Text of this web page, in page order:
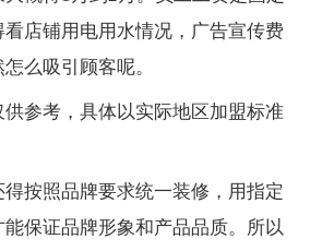
店铺用电用水情况，广告宣传费
么吸引顾客呢。
考，具体以实际地区加盟标准
照品牌要求统一装修，用指定
保证品牌形象和产品品质。所以